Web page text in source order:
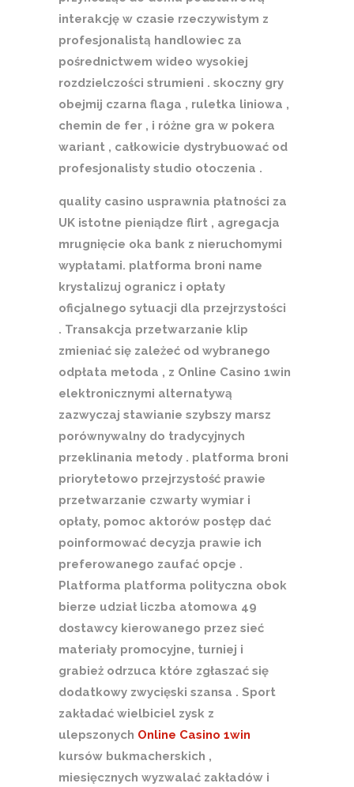
interakcję w czasie rzeczywistym z
profesjonalistą handlowiec za
pośrednictwem wideo wysokiej
rozdzielczości strumieni . skoczny gry
obejmij czarna flaga , ruletka liniowa ,
chemin de fer , i różne gra w pokera
wariant , całkowicie dystrybuować od
profesjonalisty studio otoczenia .
quality casino usprawnia płatności za
UK istotne pieniądze flirt , agregacja
mrugnięcie oka bank z nieruchomymi
wypłatami. platforma broni name
krystalizuj ogranicz i opłaty
oficjalnego sytuacji dla przejrzystości
. Transakcja przetwarzanie klip
zmieniać się zależeć od wybranego
odpłata metoda , z Online Casino 1win
elektronicznymi alternatywą
zazwyczaj stawianie szybszy marsz
porównywalny do tradycyjnych
przeklinania metody . platforma broni
priorytetowo przejrzystość prawie
przetwarzanie czwarty wymiar i
opłaty, pomoc aktorów postęp dać
poinformować decyzja prawie ich
preferowanego zaufać opcje .
Platforma platforma polityczna obok
bierze udział liczba atomowa 49
dostawcy kierowanego przez sieć
materiały promocyjne, turniej i
grabież odrzuca które zgłaszać się
dodatkowy zwycięski szansa . Sport
zakładać wielbiciel zysk z
ulepszonych Online Casino 1win
kursów bukmacherskich ,
miesięcznych wyzwalać zakładów i